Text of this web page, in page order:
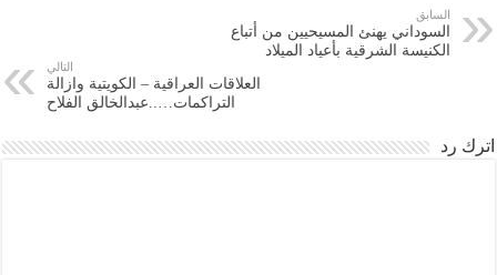
السابق
السوداني يهنئ المسيحيين من أتباع
الكنيسة الشرقية بأعياد الميلاد
التالي
العلاقات العراقية – الكويتية وازالة
التراكمات…..عبدالخالق الفلاح
اترك رد